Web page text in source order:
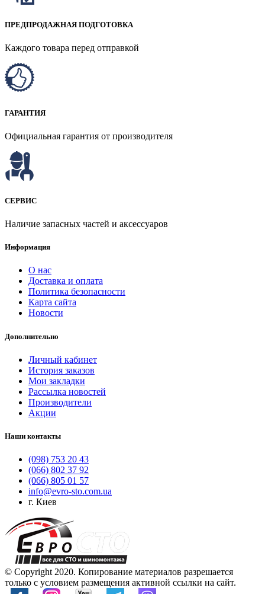
ПРЕДПРОДАЖНАЯ ПОДГОТОВКА
Каждого товара перед отправкой
ГАРАНТИЯ
Официальная гарантия от производителя
СЕРВИС
Наличие запасных частей и аксессуаров
Информация
О нас
Доставка и оплата
Политика безопасности
Карта сайта
Новости
Дополнительно
Личный кабинет
История заказов
Мои закладки
Рассылка новостей
Производители
Акции
Наши контакты
(098) 753 20 43
(066) 802 37 92
(066) 805 01 57
info@evro-sto.com.ua
г. Киев
© Copyright 2020. Копирование материалов разрешается
только с условием размещения активной ссылки на сайт.